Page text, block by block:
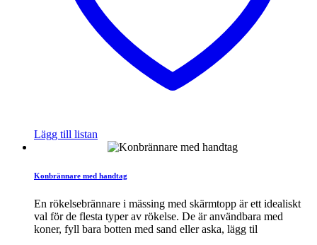
Lägg till listan
Konbrännare med handtag
En rökelsebrännare i mässing med skärmtopp är ett idealiskt
val för de flesta typer av rökelse. De är användbara med
koner, fyll bara botten med sand eller aska, lägg til